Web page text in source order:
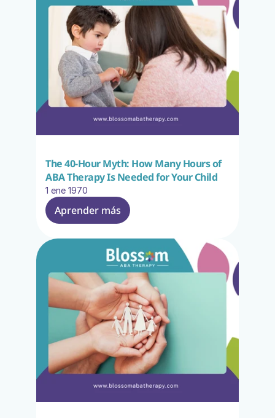
The 40-Hour Myth: How Many Hours of
ABA Therapy Is Needed for Your Child
1 ene 1970
Aprender más